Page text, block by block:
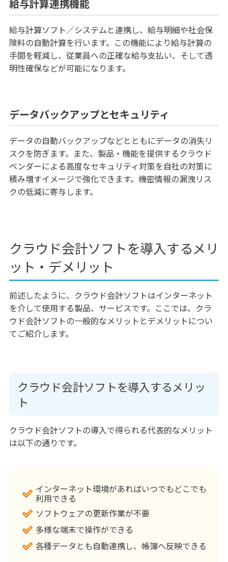
給与計算連携機能
給与計算ソフト／システムと連携し、給与明細や社会保
険料の自動計算を行います。この機能により給与計算の
手間を軽減し、従業員への正確な給与支払い、そして透
明性確保などが可能になります。
データバックアップとセキュリティ
データの自動バックアップなどとともにデータの消失リ
スクを防ぎます。また、製品・機能を提供するクラウド
ベンダーによる高度なセキュリティ対策を自社の対策に
積み増すイメージで強化できます。機密情報の漏洩リス
クの低減に寄与します。
クラウド会計ソフトを導入するメリ
ット・デメリット
前述したように、クラウド会計ソフトはインターネット
を介して使用する製品、サービスです。ここでは、クラ
ウド会計ソフトの一般的なメリットとデメリットについ
てご紹介します。
クラウド会計ソフトを導入するメリッ
ト
クラウド会計ソフトの導入で得られる代表的なメリット
は以下の通りです。
インターネット環境があればいつでもどこでも
利用できる
ソフトウェアの更新作業が不要
多様な端末で操作ができる
各種データとも自動連携し、帳簿へ反映できる